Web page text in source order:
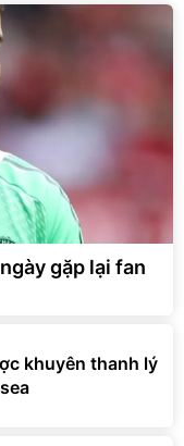
gặp lại fan
khuyên thanh lý